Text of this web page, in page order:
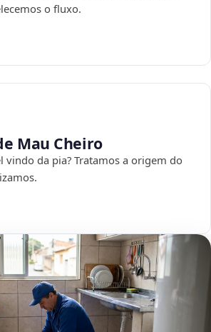
o fluxo.
Mau Cheiro
vindo da pia? Tratamos a origem do